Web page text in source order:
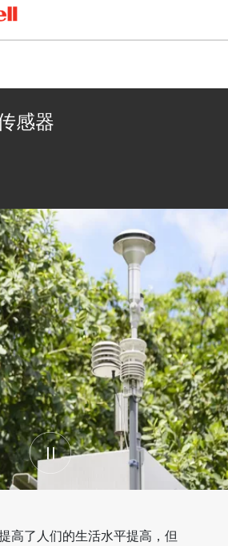
感器
高了人们的生活水平提高，但